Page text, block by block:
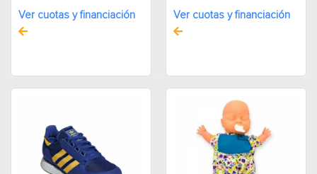
Ver cuotas y financiación
Ver cuotas y financiación